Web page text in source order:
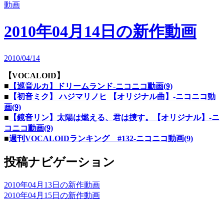
動画
2010年04月14日の新作動画
2010/04/14
【VOCALOID】
■ 【巡音ルカ】ドリームランド‐ニコニコ動画(9)
■ 【初音ミク】 ハジマリノヒ 【オリジナル曲】‐ニコニコ動
画(9)
■ 【鏡音リン】太陽は燃える、君は捜す。【オリジナル】‐ニ
コニコ動画(9)
■週刊VOCALOIDランキング #132‐ニコニコ動画(9)
投稿ナビゲーション
2010年04月13日の新作動画
2010年04月15日の新作動画